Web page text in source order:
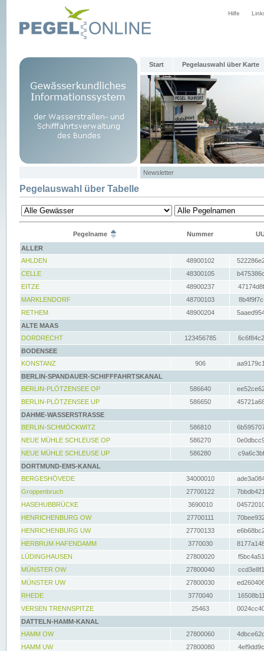
Hilfe
Start Pegelauswahl über Karte
Newsletter
Pegelauswahl über Tabelle
Pegelname Nummer
ALLER
AHLDEN
48900102
CELLE
48300105
EITZE
48900237
MARKLENDORF
48700103
RETHEM
48900204
ALTE MAAS
DORDRECHT
123456785
BODENSEE
KONSTANZ
906
BERLIN-SPANDAUER-SCHIFFFAHRTSKANAL
BERLIN-PLÖTZENSEE OP
586640
BERLIN-PLÖTZENSEE UP
586650
DAHME-WASSERSTRASSE
BERLIN-SCHMÖCKWITZ
586810
NEUE MÜHLE SCHLEUSE OP
586270
NEUE MÜHLE SCHLEUSE UP
586280
DORTMUND-EMS-KANAL
BERGESHÖVEDE
34000010
Groppenbruch
27700122
HASEHUBBRÜCKE
3690010
HENRICHENBURG OW
27700111
HENRICHENBURG UW
27700133
HERBRUM HAFENDAMM
3770030
LÜDINGHAUSEN
27800020
MÜNSTER OW
27800040
MÜNSTER UW
27800030
RHEDE
3770040
VERSEN TRENNSPITZE
25463
DATTELN-HAMM-KANAL
HAMM OW
27800060
HAMM UW
27800080